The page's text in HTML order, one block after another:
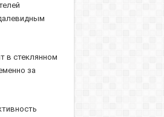
в стеклянном
за